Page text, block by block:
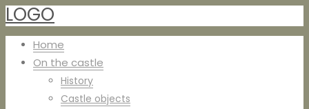
LOGO
Home
On the castle
History
Castle objects